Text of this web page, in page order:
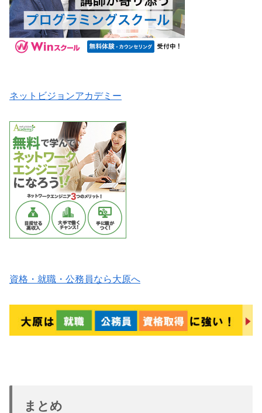
ネットビジョンアカデミー
資格・就職・公務員なら大原へ
まとめ